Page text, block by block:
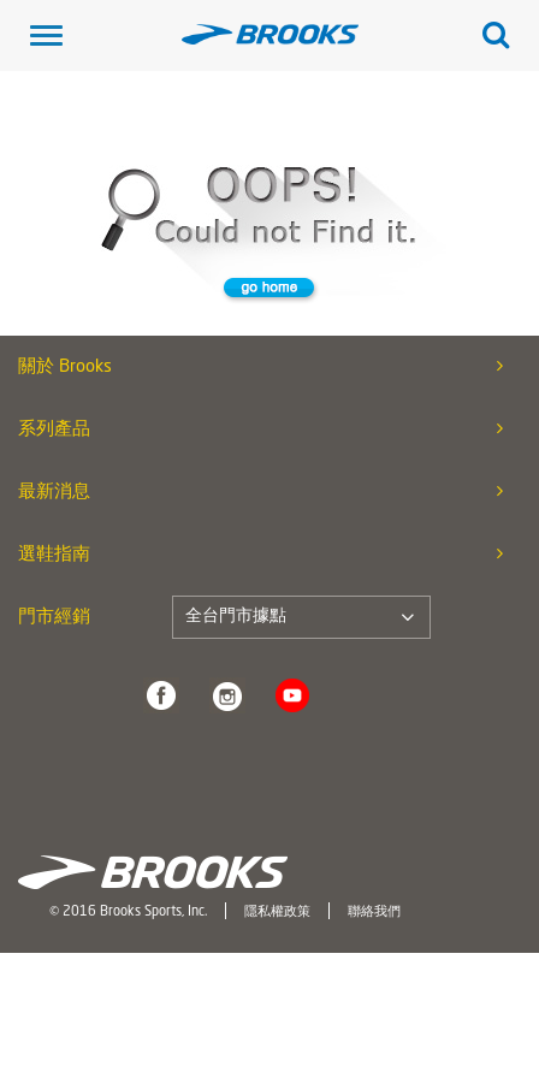
Toggle
關於 Brooks
系列產品
最新消息
選鞋指南
門市經銷 全台門市據點
© 2016 Brooks Sports, Inc. 隱私權政策 聯絡我們